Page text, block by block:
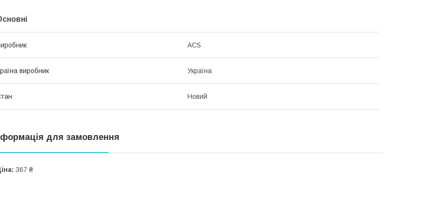
ACS
виробник Україна
Новий
для замовлення
367 ₴